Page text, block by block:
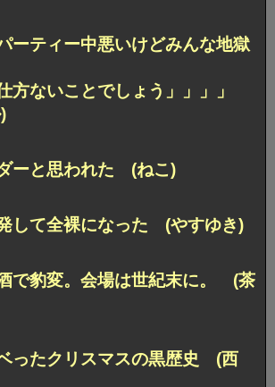
ーティー中悪いけどみんな地獄
方ないことでしょう」」」」
ーと思われた (ねこ)
して全裸になった (やすゆき)
で豹変。会場は世紀末に。 (茶
ったクリスマスの黒歴史 (西